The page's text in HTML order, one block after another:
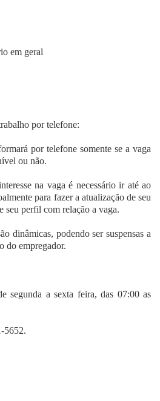
em geral
por telefone:
por telefone somente se a vaga
ou não.
na vaga é necessário ir até ao
para fazer a atualização de seu
seu perfil com relação a vaga.
dinâmicas, podendo ser suspensas a
do empregador.
segunda a sexta feira, das 07:00 as
5652.